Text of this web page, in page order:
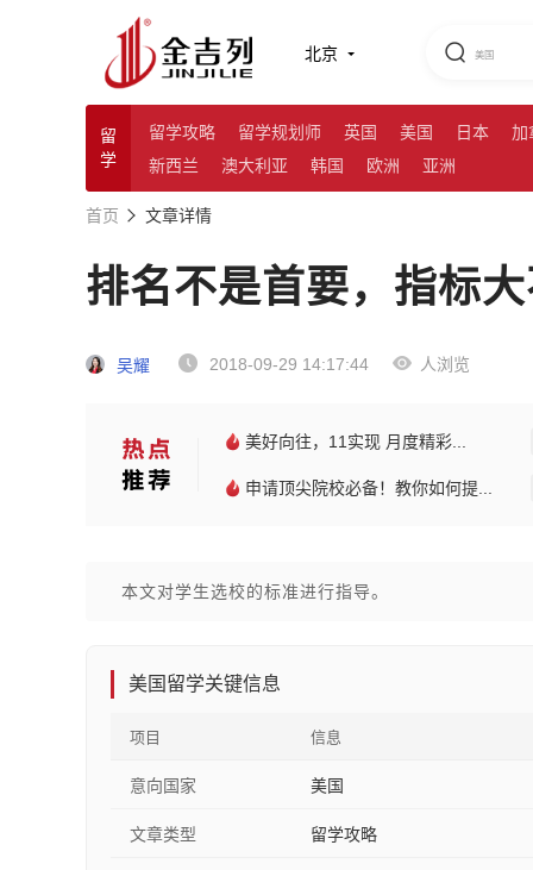
北京
留
学
留学攻略 留学规划师 英国 美国 日本
加
新西兰
澳大利亚 韩国 欧洲 亚洲
首页 文章详情
排名不是首要，指标
吴耀 2018-09-29 14:17:44 人浏览
美好向往，11实现 月度精彩...
申请顶尖院校必备！教你如何提...
本文对学生选校的标准进行指导。
美国留学关键信息
项目 信息
意向国家 美国
文章类型 留学攻略